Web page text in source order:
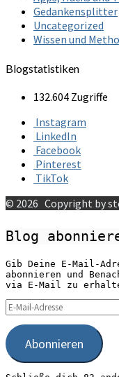
Gedankensplitter
Uncategorized
Wissen und
Blogstatistiken
132.604 Zugriffe
Instagram
LinkedIn
Facebook
Pinterest
TikTok
© 2026 Copyright by
Blog
Gib Deine E-Mail-
abonnieren und
via E-Mail zu
E-
Mail-
Adresse
Abonnieren